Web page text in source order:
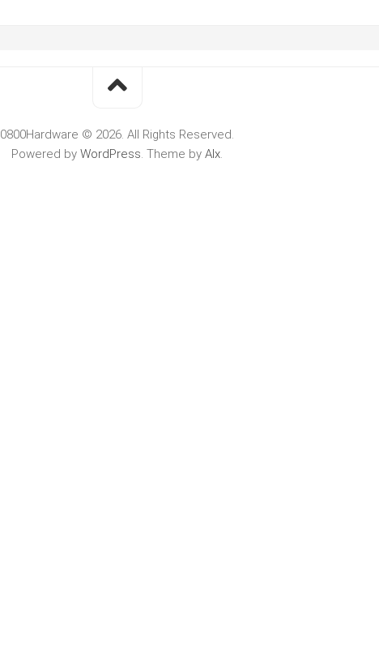
0800Hardware © 2026. All Rights Reserved.
Powered by WordPress. Theme by Alx.